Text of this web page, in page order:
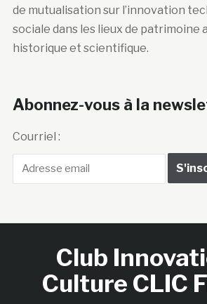
de mutualisation sur l’innovation
sociale dans les lieux de patrimoine
historique et scientifique.
Abonnez-vous à la
Courriel :
Club
Culture CLIC